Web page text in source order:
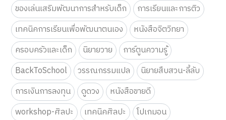
ของเล่นเสริมพัฒนาการสำหรับเด็ก
การเรียนและการติว
เทคนิคการเรียนเพื่อพัฒนาตนเอง
หนังสือจิตวิทยา
ครอบครัวและเด็ก
นิยายวาย
การ์ตูนความรู้
BackToSchool
วรรณกรรมแปล
นิยายสืบสวน-ลี้ลับ
การเงินการลงทุน
ดูดวง
หนังสือขายดี
workshop-ศิลปะ
เทคนิคศิลปะ
โปเกมอน